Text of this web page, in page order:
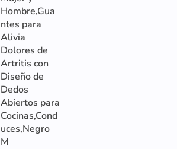
Hombre,Gua
ntes para
Alivia
Dolores de
Artritis con
Diseño de
Dedos
Abiertos para
Cocinas,Cond
uces,Negro
M